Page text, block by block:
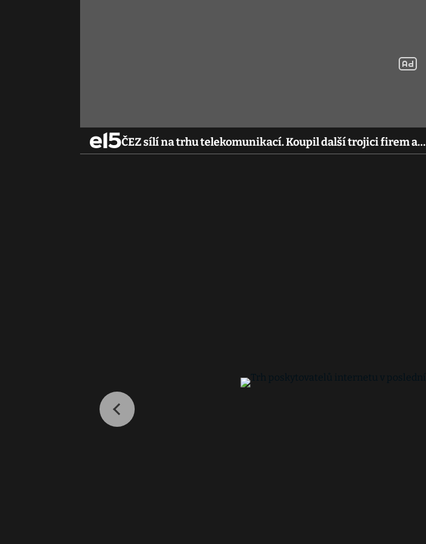
ČEZ sílí na trhu telekomunikací. Koupil další trojici firem a…